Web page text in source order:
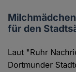
für den
Laut "Ruhr
Dortmunder